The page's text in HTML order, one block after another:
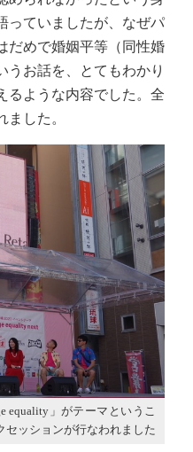
っていましたが、なぜパ
だめで婚姻平等（同性婚
うお話を、とてもわかり
るような内容でした。全
ました。
equality」がテーマというこ
セッションが行なわれました